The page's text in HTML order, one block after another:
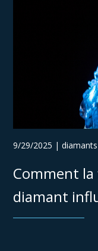
9/29/2025 | diamants
Comment la
diamant